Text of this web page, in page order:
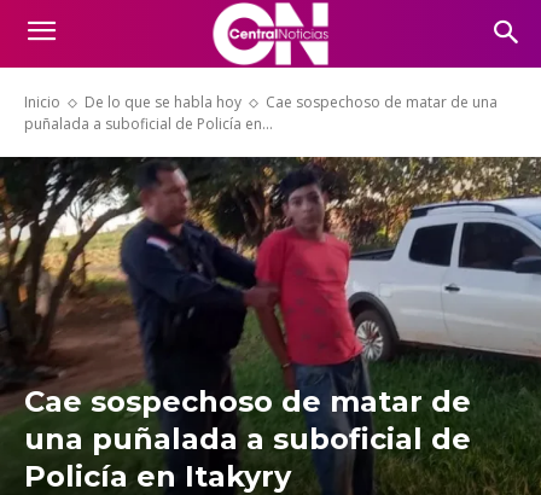
Inicio De lo que se habla hoy
Cae sospechoso de matar de una
puñalada a suboficial de Policía en...
Cae sospechoso de matar de
una puñalada a suboficial de
Policía en Itakyry